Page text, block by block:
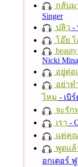
กลับม
Singer
ปลิว -
โอ๊ย
Nicki
อยู่ต่อ
อย่าท
ไหม - เบิ
จะรัก
เรา -
แค่คุ
พูดแล้
อกเตอร์